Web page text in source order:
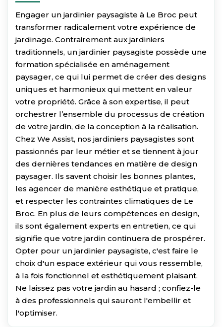
Engager un jardinier paysagiste à Le Broc peut
transformer radicalement votre expérience de
jardinage. Contrairement aux jardiniers
traditionnels, un jardinier paysagiste possède une
formation spécialisée en aménagement
paysager, ce qui lui permet de créer des designs
uniques et harmonieux qui mettent en valeur
votre propriété. Grâce à son expertise, il peut
orchestrer l’ensemble du processus de création
de votre jardin, de la conception à la réalisation.
Chez We Assist, nos jardiniers paysagistes sont
passionnés par leur métier et se tiennent à jour
des dernières tendances en matière de design
paysager. Ils savent choisir les bonnes plantes,
les agencer de manière esthétique et pratique,
et respecter les contraintes climatiques de Le
Broc. En plus de leurs compétences en design,
ils sont également experts en entretien, ce qui
signifie que votre jardin continuera de prospérer.
Opter pour un jardinier paysagiste, c'est faire le
choix d'un espace extérieur qui vous ressemble,
à la fois fonctionnel et esthétiquement plaisant.
Ne laissez pas votre jardin au hasard ; confiez-le
à des professionnels qui sauront l'embellir et
l'optimiser.